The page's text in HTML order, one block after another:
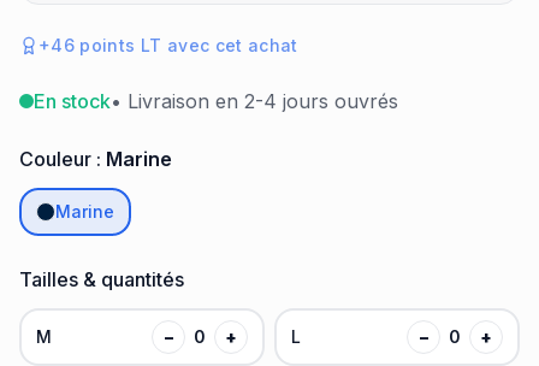
+46 points LT avec cet achat
En stock• Livraison en 2-4 jours ouvrés
Couleur : Marine
Marine
Tailles & quantités
M − 0 + L − 0 +